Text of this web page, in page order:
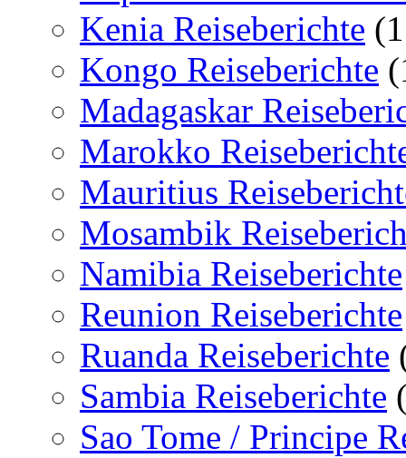
Kenia Reiseberichte
Kongo Reiseberichte
Madagaskar
Marokko
Mauritius
Mosambik
Namibia Reiseberichte
Reunion Reiseberichte
Ruanda Reiseberichte
Sambia Reiseberichte
Sao Tome / Principe